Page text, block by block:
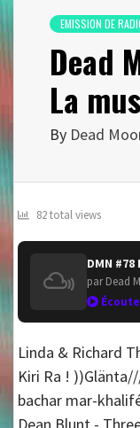
EMISSION DE
Dead
La
By Dead
82 total views
DMN
par Dead
Linda & Richard
Kiri Ra !
bachar mar-